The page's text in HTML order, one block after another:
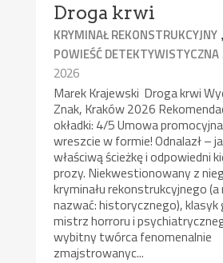
Droga krwi
KRYMINAŁ REKONSTRUKCYJNY ,
POWIEŚĆ DETEKTYWISTYCZNA
2026
Marek Krajewski Droga krwi
Znak, Kraków 2026
okładki: 4/5 Umowa
wreszcie w formie! Odnalazł –
właściwą ścieżkę i odpowiedni
prozy. Niekwestionowany z
kryminału rekonstrukcyjnego (a
nazwać: historycznego), klasyk
mistrz horroru i
wybitny twórca fenomenalnie
zmajstrowanyc...